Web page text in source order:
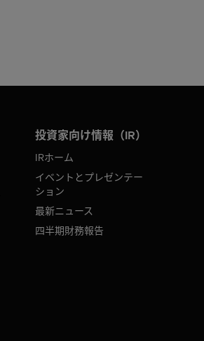
投資家向け情報（IR）
IRホーム
イベントとプレゼンテー
ション
最新ニュース
四半期財務報告